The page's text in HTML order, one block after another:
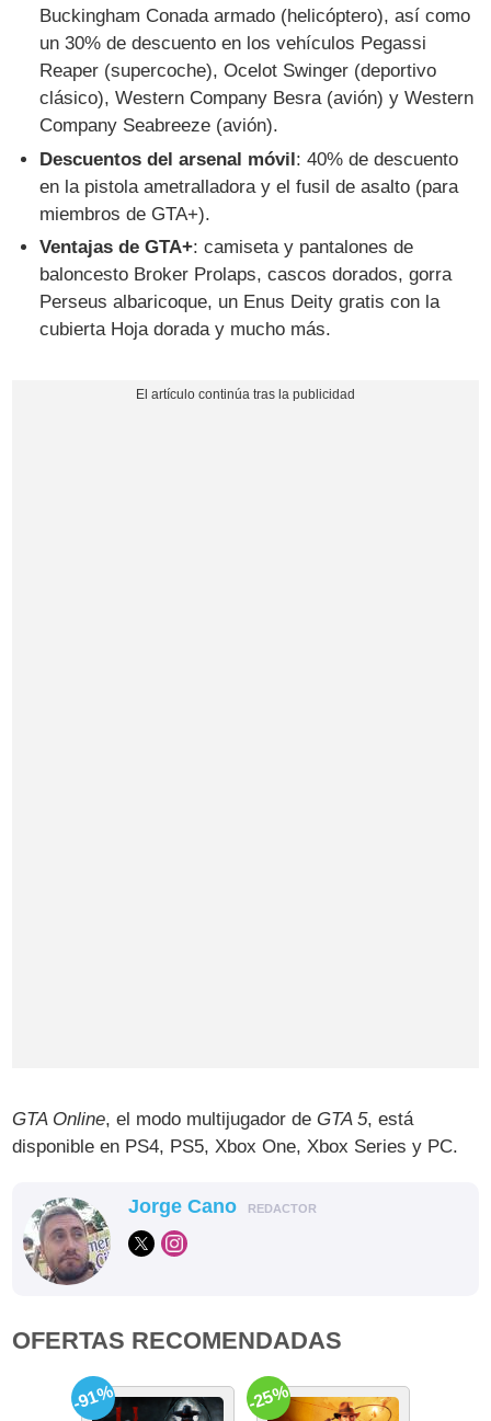
Buckingham Conada armado (helicóptero), así como
un 30% de descuento en los vehículos Pegassi
Reaper (supercoche), Ocelot Swinger (deportivo
clásico), Western Company Besra (avión) y Western
Company Seabreeze (avión).
Descuentos del arsenal móvil: 40% de descuento
en la pistola ametralladora y el fusil de asalto (para
miembros de GTA+).
Ventajas de GTA+: camiseta y pantalones de
baloncesto Broker Prolaps, cascos dorados, gorra
Perseus albaricoque, un Enus Deity gratis con la
cubierta Hoja dorada y mucho más.
GTA Online, el modo multijugador deGTA 5, está
disponible en PS4, PS5, Xbox One, Xbox Series y PC.
Jorge Cano REDACTOR
OFERTAS RECOMENDADAS
-91% -25%